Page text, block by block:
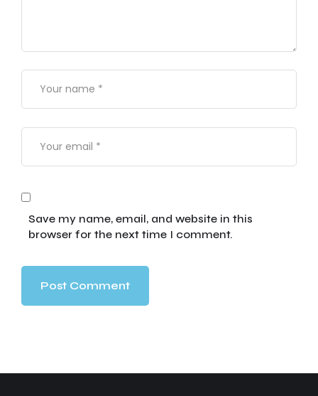
Save my name, email, and website in this
browser for the next time I comment.